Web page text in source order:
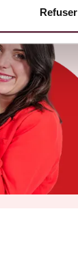
Refuser